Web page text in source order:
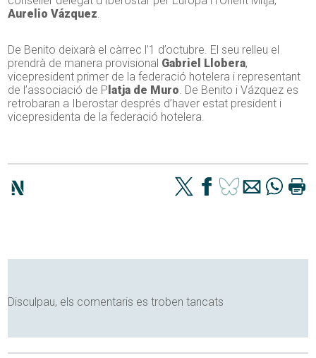
Aurelio Vázquez.
De Benito deixarà el càrrec l’1 d’octubre. El seu relleu el
prendrà de manera provisional Gabriel Llobera,
vicepresident primer de la federació hotelera i representant
de l’associació de P latja de Muro. De Benito i Vázquez es
retrobaran a Iberostar després d’haver estat president i
vicepresidenta de la federació hotelera.
Disculpau, els comentaris es troben tancats